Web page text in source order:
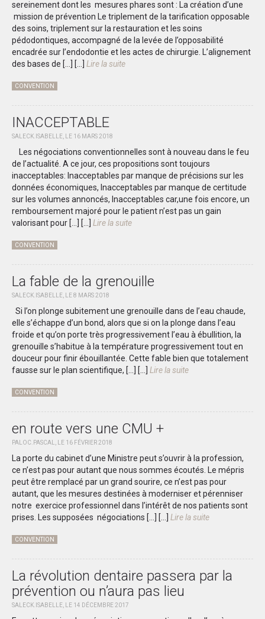
sereinement dont les mesures phares sont : La création d’une
mission de prévention Le triplement de la tarification opposable
des soins, triplement sur la restauration et les soins
pédodontiques, accompagné de la levée de l’opposabilité
encadrée sur l’endodontie et les actes de chirurgie. L’alignement
des bases de […]
[...] Lire la suite
CONVENTION
INACCEPTABLE
SALECK.ISABELLE, LE 16 MARS 2018
Les négociations conventionnelles sont à nouveau dans le feu
de l’actualité. A ce jour, ces propositions sont toujours
inacceptables: Inacceptables par manque de précisions sur les
données économiques, Inacceptables par manque de certitude
sur les volumes annoncés, Inacceptables car,une fois encore, un
remboursement majoré pour le patient n’est pas un gain
valorisant pour […]
[...] Lire la suite
CONVENTION
La fable de la grenouille
SALECK.ISABELLE, LE 8 MARS 2018
Si l’on plonge subitement une grenouille dans de l’eau chaude,
elle s’échappe d’un bond, alors que si on la plonge dans l’eau
froide et qu’on porte très progressivement l’eau à ébullition, la
grenouille s’habitue à la température progressivement tout en
douceur pour finir ébouillantée. Cette fable bien que totalement
fausse sur le plan scientifique, […]
[...] Lire la suite
CONVENTION
en route vers une CMU +
PALOC.PASCAL, LE 16 FÉVRIER 2018
La porte du cabinet d’une Ministre peut s’ouvrir à la profession,
ce n’est pas pour autant que nous sommes écoutés. Le mépris
peut être remplacé par un grand sourire, ce n’est pas pour
autant, que les mesures destinées à moderniser et pérenniser
notre exercice professionnel dans l’intérêt de nos patients sont
prises. Les supposées négociations […]
[...] Lire la suite
CONVENTION
La révolution dentaire passera par la
prévention ou n’aura pas lieu
SALECK.ISABELLE, LE 14 DÉCEMBRE 2017